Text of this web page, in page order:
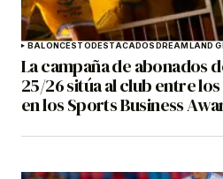
BALONCESTODESTACADOSDREAMLAND
La campaña de abonados
25/26 sitúa al club entre
en los Sports Business